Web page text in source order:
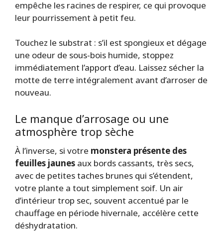
empêche les racines de respirer, ce qui provoque
leur pourrissement à petit feu.
Touchez le substrat : s’il est spongieux et dégage
une odeur de sous-bois humide, stoppez
immédiatement l’apport d’eau. Laissez sécher la
motte de terre intégralement avant d’arroser de
nouveau.
Le manque d’arrosage ou une
atmosphère trop sèche
À l’inverse, si votre monstera présente des
feuilles jaunes aux bords cassants, très secs,
avec de petites taches brunes qui s’étendent,
votre plante a tout simplement soif. Un air
d’intérieur trop sec, souvent accentué par le
chauffage en période hivernale, accélère cette
déshydratation.